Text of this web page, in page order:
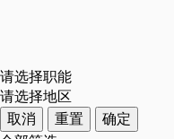
请选择职能
请选择地区
取消
重置
确定